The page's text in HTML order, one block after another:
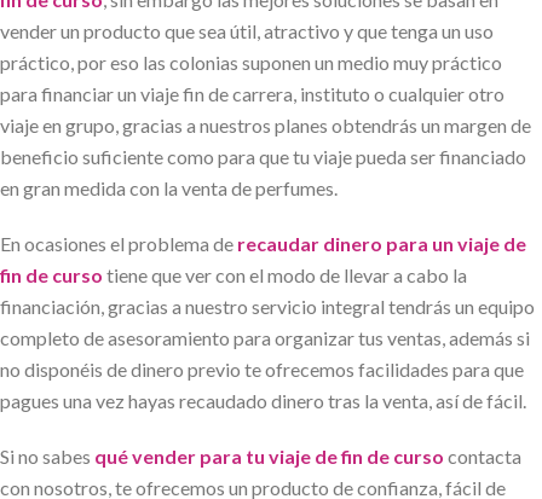
vender un producto que sea útil, atractivo y que tenga un uso
práctico, por eso las colonias suponen un medio muy práctico
para financiar un viaje fin de carrera, instituto o cualquier otro
viaje en grupo, gracias a nuestros planes obtendrás un margen de
beneficio suficiente como para que tu viaje pueda ser financiado
en gran medida con la venta de perfumes.
En ocasiones el problema de recaudar dinero para un viaje de
fin de curso tiene que ver con el modo de llevar a cabo la
financiación, gracias a nuestro servicio integral tendrás un equipo
completo de asesoramiento para organizar tus ventas, además si
no disponéis de dinero previo te ofrecemos facilidades para que
pagues una vez hayas recaudado dinero tras la venta, así de fácil.
Si no sabes qué vender para tu viaje de fin de curso contacta
con nosotros, te ofrecemos un producto de confianza, fácil de